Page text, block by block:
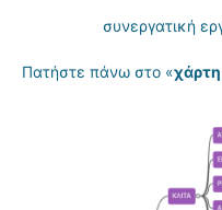
συνεργατική
Πατήστε πάνω στο «χάρτη